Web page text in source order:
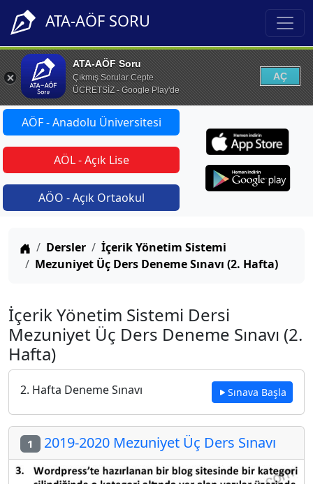
ATA-AÖF SORU
ATA-AÖF Soru
Çıkmış Sorular Cepte
ÜCRETSİZ - Google Play'de
AÇ
AÖF - Anadolu Üniversitesi
AÖL - Açık Lise
AÖO - Açık Ortaokul
Anasayfa
Dersler
İçerik Yönetim Sistemi
Mezuniyet Üç Ders Deneme Sınavı (2. Hafta)
İçerik Yönetim Sistemi Dersi
Mezuniyet Üç Ders Deneme Sınavı (2.
Hafta)
2. Hafta Deneme Sınavı Sınava Başla
1 2019-2020 Mezuniyet Üç Ders Sınavı